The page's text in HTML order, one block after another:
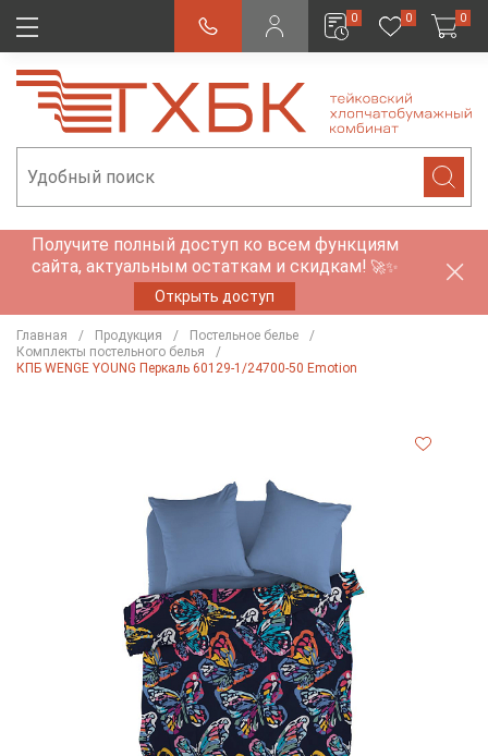
0 0 0
Получите полный доступ ко всем функциям
сайта, актуальным остаткам и скидкам! 🚀✨
Открыть доступ
Главная Продукция
Постельное белье
Комплекты постельного белья
КПБ WENGE YOUNG Перкаль 60129-1/24700-50 Emotion